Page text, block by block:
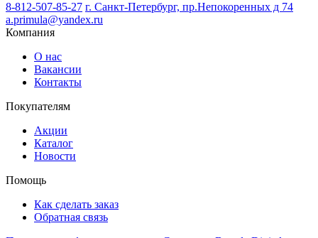
8-812-507-85-27 г. Санкт-Петербург, пр.Непокоренных д 74
a.primula@yandex.ru
Компания
О нас
Вакансии
Контакты
Покупателям
Акции
Каталог
Новости
Помощь
Как сделать заказ
Обратная связь